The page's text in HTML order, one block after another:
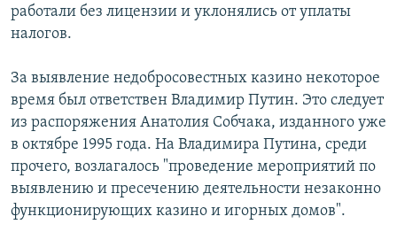
работали без лицензии и уклонялись от уплаты
налогов.
За выявление недобросовестных казино некоторое
время был ответствен Владимир Путин. Это следует
из распоряжения Анатолия Собчака, изданного уже
в октябре 1995 года. На Владимира Путина, среди
прочего, возлагалось "проведение мероприятий по
выявлению и пресечению деятельности незаконно
функционирующих казино и игорных домов".